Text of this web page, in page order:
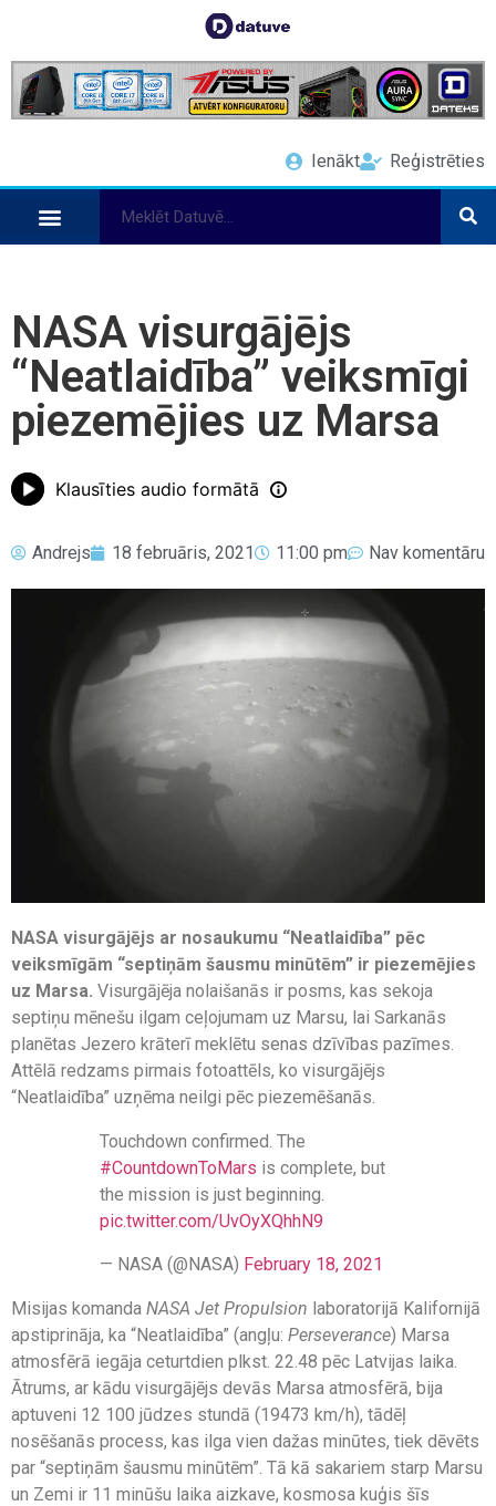
Ienākt Reģistrēties
NASA visurgājējs
“Neatlaidība” veiksmīgi
piezemējies uz Marsa
Klausīties audio formātā
Andrejs 18 februāris, 2021 11:00 pm Nav komentāru
NASA visurgājējs ar nosaukumu “Neatlaidība” pēc
veiksmīgām “septiņām šausmu minūtēm” ir piezemējies
uz Marsa. Visurgājēja nolaišanās ir posms, kas sekoja
septiņu mēnešu ilgam ceļojumam uz Marsu, lai Sarkanās
planētas Jezero krāterī meklētu senas dzīvības pazīmes.
Attēlā redzams pirmais fotoattēls, ko visurgājējs
“Neatlaidība” uzņēma neilgi pēc piezemēšanās.
Touchdown confirmed. The
#CountdownToMars is complete, but
the mission is just beginning.
pic.twitter.com/UvOyXQhhN9
— NASA (@NASA) February 18, 2021
Misijas komanda NASA Jet Propulsion laboratorijā Kalifornijā
apstiprināja, ka “Neatlaidība” (angļu: Perseverance) Marsa
atmosfērā iegāja ceturtdien plkst. 22.48 pēc Latvijas laika.
Ātrums, ar kādu visurgājējs devās Marsa atmosfērā, bija
aptuveni 12 100 jūdzes stundā (19473 km/h), tādēļ
nosēšanās process, kas ilga vien dažas minūtes, tiek dēvēts
par “septiņām šausmu minūtēm”. Tā kā sakariem starp Marsu
un Zemi ir 11 minūšu laika aizkave, kosmosa kuģis šīs